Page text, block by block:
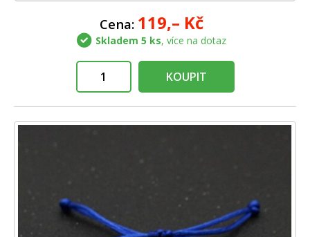
Cena: 119,– Kč
Skladem 5 ks, více na dotaz
KOUPIT